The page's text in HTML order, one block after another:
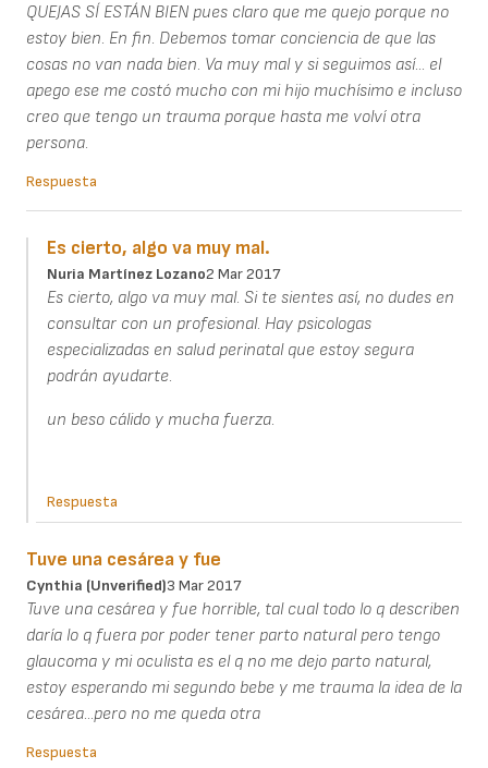
QUEJAS SÍ ESTÁN BIEN pues claro que me quejo porque no
estoy bien. En fin. Debemos tomar conciencia de que las
cosas no van nada bien. Va muy mal y si seguimos así... el
apego ese me costó mucho con mi hijo muchísimo e incluso
creo que tengo un trauma porque hasta me volví otra
persona.
Respuesta
Es cierto, algo va muy mal.
Nuria Martínez Lozano2 Mar 2017
Es cierto, algo va muy mal. Si te sientes así, no dudes en
consultar con un profesional. Hay psicologas
especializadas en salud perinatal que estoy segura
podrán ayudarte.
un beso cálido y mucha fuerza.
Respuesta
Tuve una cesárea y fue
Cynthia (unverified)3 Mar 2017
Tuve una cesárea y fue horrible, tal cual todo lo q describen
daría lo q fuera por poder tener parto natural pero tengo
glaucoma y mi oculista es el q no me dejo parto natural,
estoy esperando mi segundo bebe y me trauma la idea de la
cesárea...pero no me queda otra
Respuesta